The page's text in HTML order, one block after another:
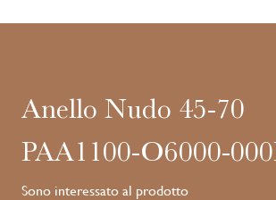
Anello Nudo 45-70
PAA1100-O6000-
Sono interessato al prodotto